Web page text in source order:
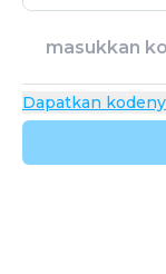
Dapatkan